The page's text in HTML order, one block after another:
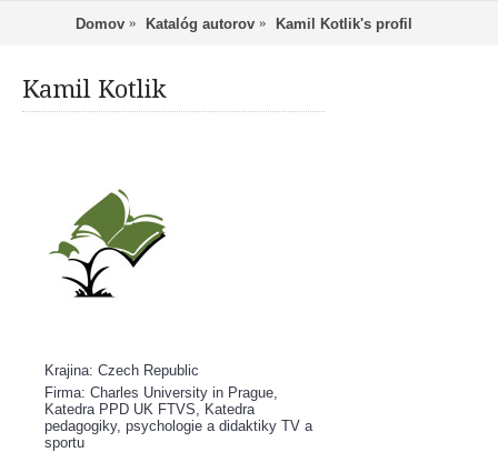
Domov Katalóg autorov Kamil Kotlik's profil
Kamil Kotlik
Krajina: Czech Republic
Firma: Charles University in Prague,
Katedra PPD UK FTVS, Katedra
pedagogiky, psychologie a didaktiky TV a
sportu